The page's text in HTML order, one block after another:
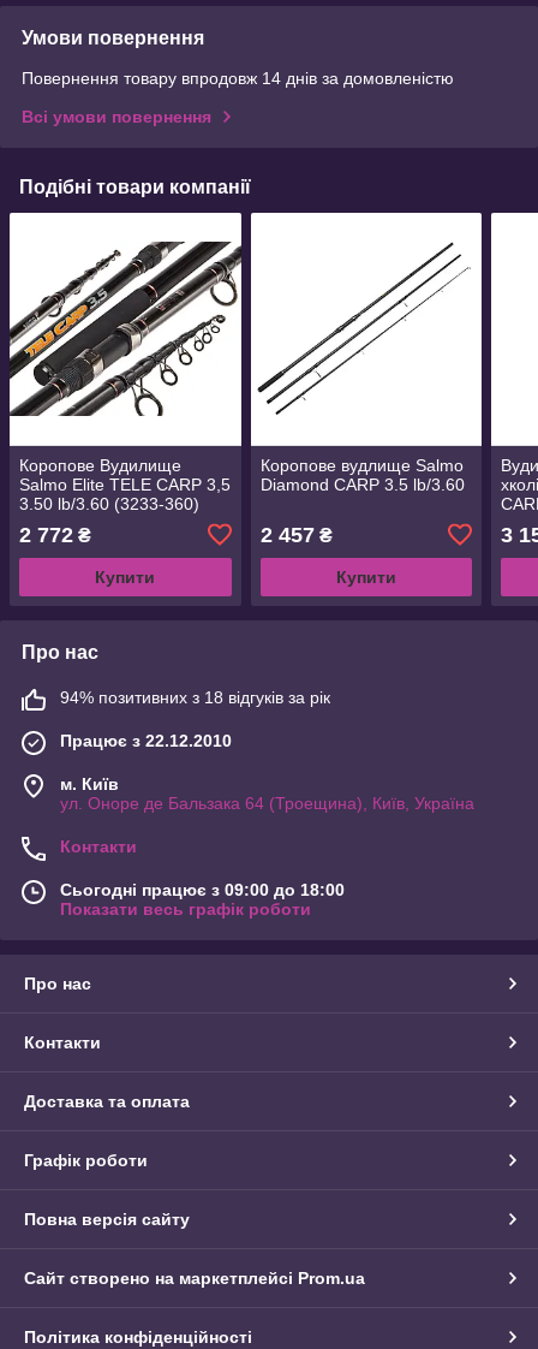
Умови повернення
Повернення товару впродовж 14 днів за домовленістю
Всі умови повернення
Подібні товари компанії
Коропове Вудилище
Salmo Elite TELE CARP 3,5
3.50 lb/3.60 (3233-360)
2 772 ₴
Купити
Коропове вудлище Salmo
Diamond CARP 3.5 lb/3.60
2 457₴
Купити
3
Про нас
94% позитивних з 18 відгуків за рік
Працює з 22.12.2010
м. Київ
ул. Оноре де Бальзака 64 (Троещина), Київ, Україна
Контакти
Сьогодні працює з 09:00 до 18:00
Показати весь графік роботи
Про нас
Контакти
Доставка та оплата
Графік роботи
Повна версія сайту
Сайт створено на маркетплейсі Prom.ua
Політика конфіденційності